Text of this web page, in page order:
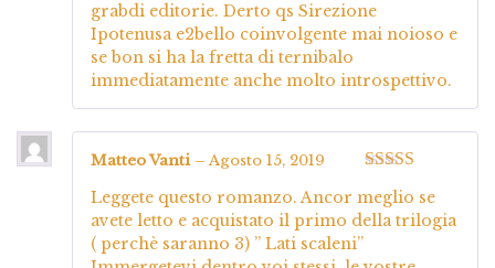
grabdi editorie. Derto qs Sirezione
Ipotenusa e2bello coinvolgente mai noioso e
se bon si ha la fretta di ternibalo
immediatamente anche molto introspettivo.
Valutato
5
Matteo Vanti – Agosto 15, 2019
Leggete questo romanzo. Ancor meglio se
avete letto e acquistato il primo della trilogia
( perchè saranno 3) ” Lati scaleni”